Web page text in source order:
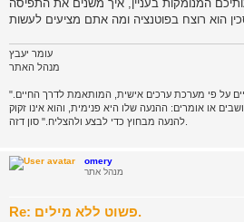
המנומקות בעניין, איך משנים את התפיסה
עומר יעבץ
מנהל האתר
"מנהיגות, פירושה קודם כל, ניהול החיים על פי מערכת ערכים אישית, המותאמת לדרך החיים.
או אומרים: ההנעה שלו היא פנימית, והוא אינו זקוק
omery
מנהל אתר
Re: פשוט ללא מילים.